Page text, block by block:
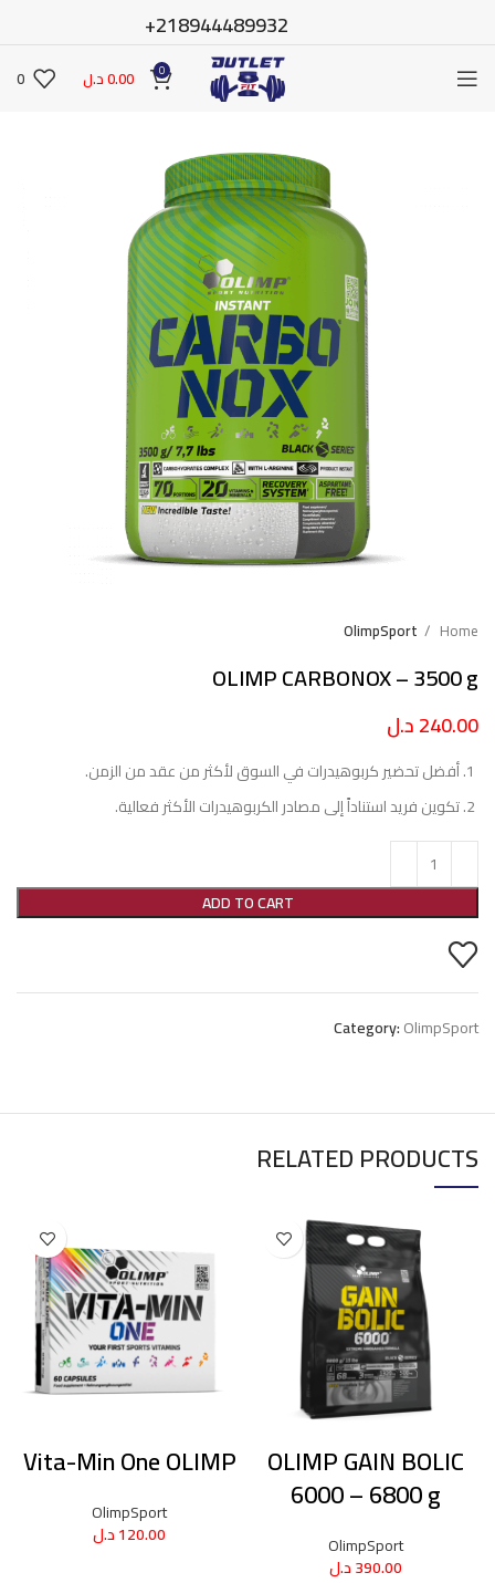
218944489932+
0
0.00د.ل 0
Home
OlimpSport
OLIMP CARBONOX – 3500 g
240.00د.ل
أفضل تحضير كربوهيدرات في السوق لأكثر من عقد من الزمن.
تكوين فريد استناداً إلى مصادر الكربوهيدرات الأكثر فعالية.
ADD TO CART
Category:OlimpSport
RELATED PRODUCTS
OLIMP GAIN BOLIC
6000 – 6800 g
OlimpSport
390.00د.ل
Vita-Min One OLIMP
OlimpSport
120.00د.ل